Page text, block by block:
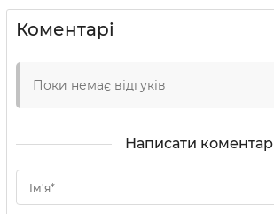
Коментарі
Поки немає відгуків
Написати коментар
Ім'я*